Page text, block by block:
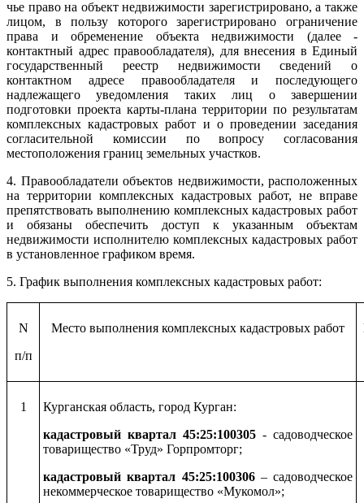
чье право на объект недвижимости зарегистрировано, а также
лицом, в пользу которого зарегистрировано ограничение
права и обременение объекта недвижимости (далее -
контактный адрес правообладателя), для внесения в Единый
государственный реестр недвижимости сведений о
контактном адресе правообладателя и последующего
надлежащего уведомления таких лиц о завершении
подготовки проекта карты-плана территории по результатам
комплексных кадастровых работ и о проведении заседания
согласительной комиссии по вопросу согласования
местоположения границ земельных участков.
4. Правообладатели объектов недвижимости, расположенных
на территории комплексных кадастровых работ, не вправе
препятствовать выполнению комплексных кадастровых работ
и обязаны обеспечить доступ к указанным объектам
недвижимости исполнителю комплексных кадастровых работ
в установленное графиком время.
5. График выполнения комплексных кадастровых работ:
N
п/п
Место выполнения комплексных кадастровых работ
1
Курганская область, город Курган:
кадастровый квартал 45:25:100305 - садоводческое
товарищество «Труд» Горпромторг;
кадастровый квартал 45:25:100306– садоводческое
некоммерческое товарищество «Мукомол»;